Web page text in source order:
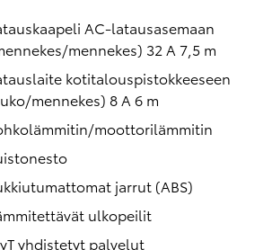
AC-latausasemaan
mennekes) 32 A 7,5 m
kotitalouspistokkeeseen
mennekes) 8 A 6 m
moottorilämmitin
jarrut (ABS)
ulkopeilit
yhdistetyt palvelut